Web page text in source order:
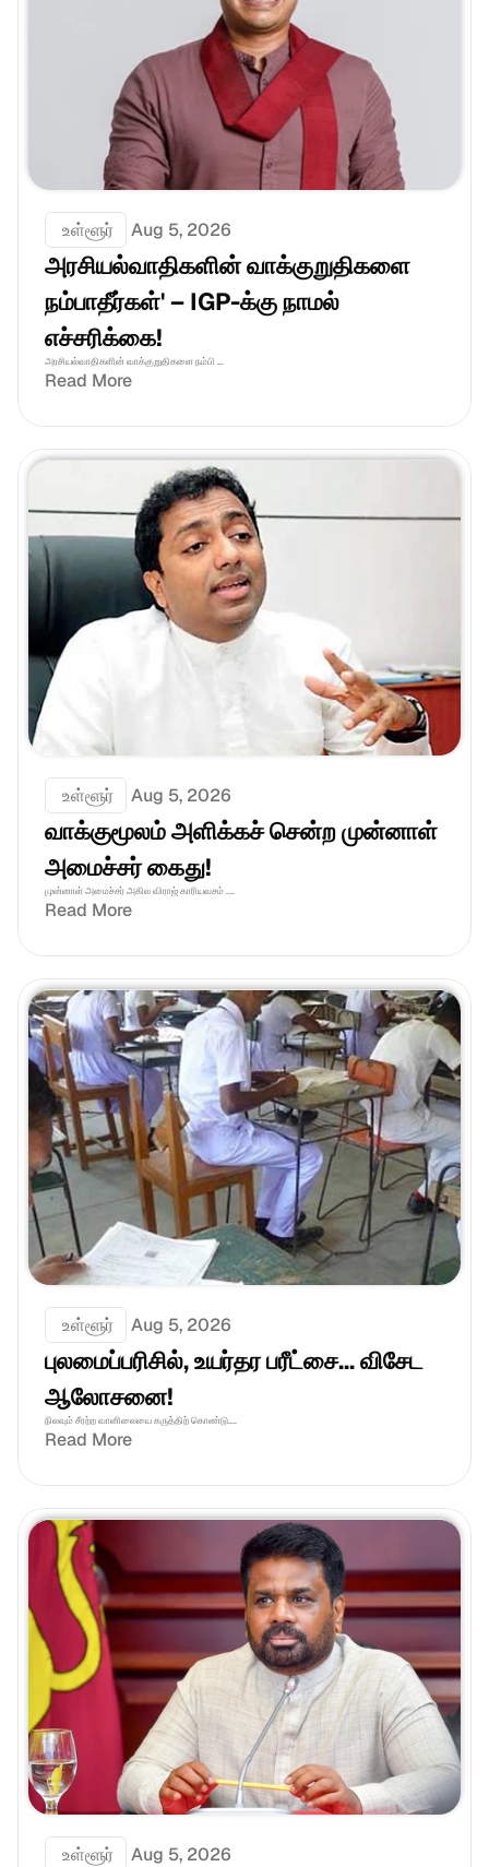
உள்ளூர் Aug 5, 2026
அரசியல்வாதிகளின் வாக்குறுதிகளை
நம்பாதீர்கள்' – IGP-க்கு நாமல்
எச்சரிக்கை!
அரசியல்வாதிகளின் வாக்குறுதிகளை நம்பி ...
Read More
உள்ளூர் Aug 5, 2026
வாக்குமூலம் அளிக்கச் சென்ற முன்னாள்
அமைச்சர் கைது!
முன்னாள் அமைச்சர் அகில விராஜ் காரியவசம் ....
Read More
உள்ளூர் Aug 5, 2026
புலமைப்பரிசில், உயர்தர பரீட்சை... விசேட
ஆலோசனை!
நிலவும் சீரற்ற வானிலையை கருத்திற் கொண்டு....
Read More
உள்ளூர் Aug 5, 2026